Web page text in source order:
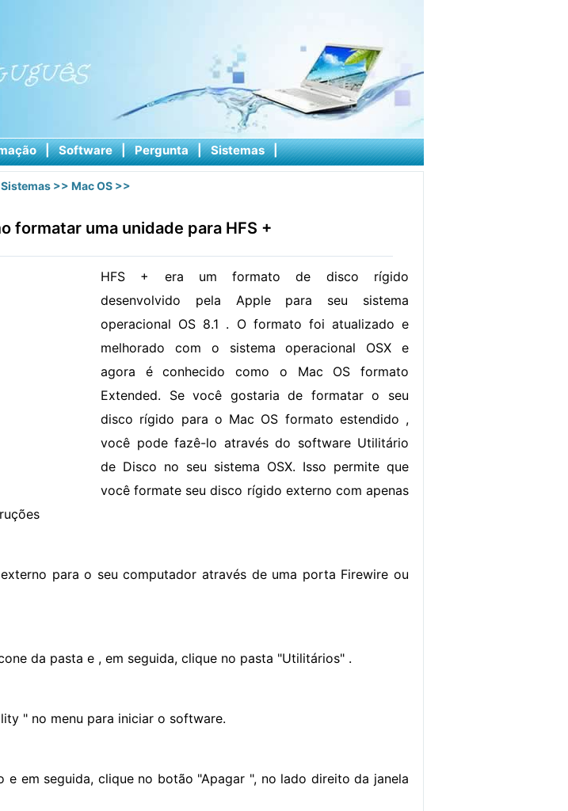
| Software | Pergunta | Sistemas |
Sistemas >> Mac OS >>
formatar uma unidade para HFS +
HFS + era um formato de disco rígido
desenvolvido pela Apple para seu sistema
operacional OS 8.1 . O formato foi atualizado e
melhorado com o sistema operacional OSX e
agora é conhecido como o Mac OS formato
Extended. Se você gostaria de formatar o seu
disco rígido para o Mac OS formato estendido ,
você pode fazê-lo através do software Utilitário
de Disco no seu sistema OSX. Isso permite que
você formate seu disco rígido externo com apenas
para o seu computador através de uma porta Firewire ou
da pasta e , em seguida, clique no pasta "Utilitários" .
" no menu para iniciar o software.
e em seguida, clique no botão "Apagar ", no lado direito da janela